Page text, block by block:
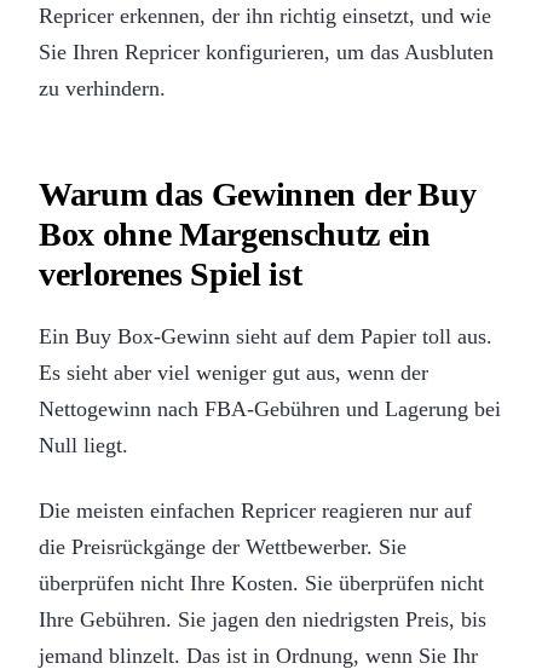
Repricer erkennen, der ihn richtig einsetzt, und wie
Sie Ihren Repricer konfigurieren, um das Ausbluten
zu verhindern.
Warum das Gewinnen der Buy
Box ohne Margenschutz ein
verlorenes Spiel ist
Ein Buy Box-Gewinn sieht auf dem Papier toll aus.
Es sieht aber viel weniger gut aus, wenn der
Nettogewinn nach FBA-Gebühren und Lagerung bei
Null liegt.
Die meisten einfachen Repricer reagieren nur auf
die Preisrückgänge der Wettbewerber. Sie
überprüfen nicht Ihre Kosten. Sie überprüfen nicht
Ihre Gebühren. Sie jagen den niedrigsten Preis, bis
jemand blinzelt. Das ist in Ordnung, wenn Sie Ihr